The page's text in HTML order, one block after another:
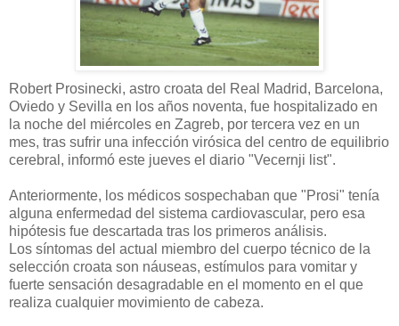
Robert Prosinecki, astro croata del Real Madrid, Barcelona,
Oviedo y Sevilla en los años noventa, fue hospitalizado en
la noche del miércoles en Zagreb, por tercera vez en un
mes, tras sufrir una infección virósica del centro de equilibrio
cerebral, informó este jueves el diario "Vecernji list".
Anteriormente, los médicos sospechaban que "Prosi" tenía
alguna enfermedad del sistema cardiovascular, pero esa
hipótesis fue descartada tras los primeros análisis.
Los síntomas del actual miembro del cuerpo técnico de la
selección croata son náuseas, estímulos para vomitar y
fuerte sensación desagradable en el momento en el que
realiza cualquier movimiento de cabeza.